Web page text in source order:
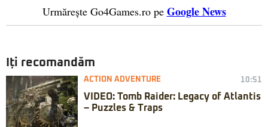
Urmărește Go4Games.ro pe Google News
Iți recomandăm
ACTION ADVENTURE 10:51
VIDEO: Tomb Raider: Legacy of Atlantis
– Puzzles & Traps